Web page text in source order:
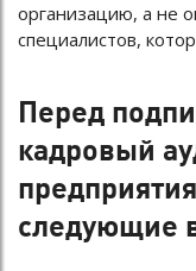
организацию, а не
специалистов,
Перед
кадровый
следующие